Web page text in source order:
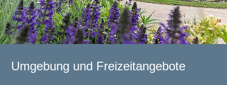
Umgebung und Freizeitangebote